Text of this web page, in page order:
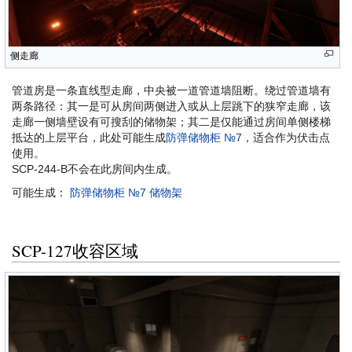
侧走廊
管道房是一条直线型走廊，中央被一道管道墙阻断。绕过管道墙有
两条路径：其一是可从房间两侧进入或从上层跳下的狭窄走廊，该
走廊一侧墙壁设有可搜刮的储物架；其二是仅能通过房间单侧楼梯
抵达的上层平台，此处可能生成防弹储物柜 №7 ，适合作为伏击点
使用。
SCP-244-B不会在此房间内生成。
可能生成： 防弹储物柜 №7 储物架
SCP-127收容区域